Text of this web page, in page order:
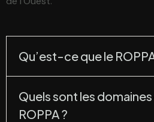
Qu’est-ce que le
Quels sont les
ROPPA ?